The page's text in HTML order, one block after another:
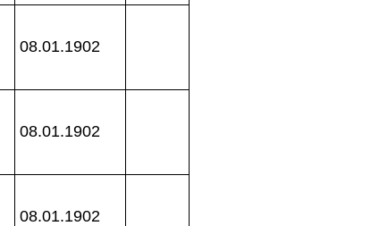
08.01.1902
08.01.1902
08.01.1902